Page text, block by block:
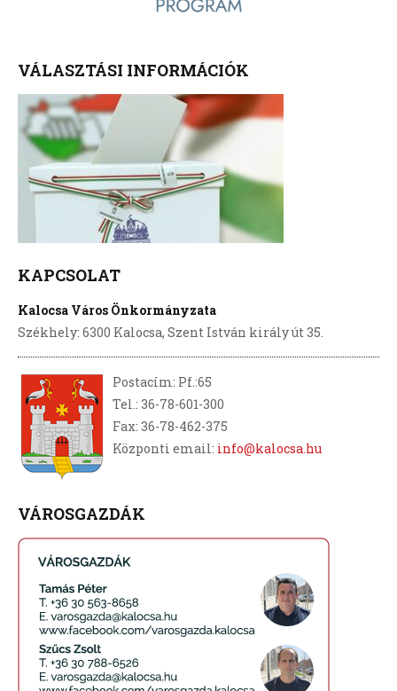
VÁLASZTÁSI INFORMÁCIÓK
KAPCSOLAT
Kalocsa Város Önkormányzata
Székhely: 6300 Kalocsa, Szent István király út 35.
Postacím: Pf.:65
Tel.: 36-78-601-300
Fax: 36-78-462-375
Központi email: info@kalocsa.hu
VÁROSGAZDÁK